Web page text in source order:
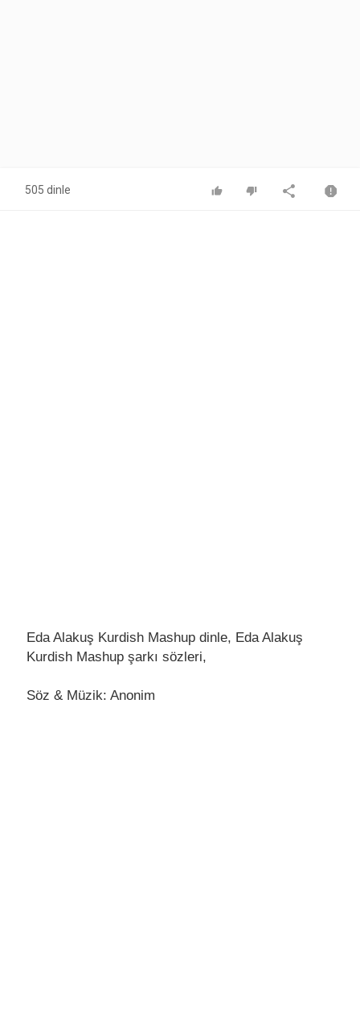
505 dinle
Eda Alakuş Kurdish Mashup dinle, Eda Alakuş
Kurdish Mashup şarkı sözleri,
Söz & Müzik: Anonim